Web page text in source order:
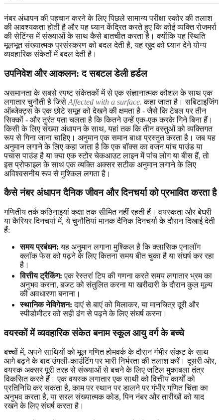
नंबर अंधापन की पहचान करने के लिए पिछले सामान्य परीक्षा स्कोर की तलाश
की आवश्यकता होती है और यह ध्यान केंद्रित करते हुए कि कोई व्यक्ति रोजमर्रा
की सेटिंग्स में संख्याओं के साथ कैसे बातचीत करता है। क्योंकि यह स्थिति
मूलभूत संख्यात्मक प्रसंस्करण को बदल देती है, यह खुद को ध्यान देने योग्य
व्यवहारिक संकेतों में बदल देती है।
उपनिवेश और आकलन: द सबटल डेली हर्डल
असमानता के सबसे स्पष्ट संकेतकों में से एक संज्ञानात्मक कौशल के साथ एक
लगातार चुनौती है जिसे Affected with a surface. कहा जाता है। सबिटाइजिंग
ऑब्जेक्ट्स के एक छोटे समूह को देखने की क्षमता है - जैसे कि टेबल पर तीन
सिक्कों - और तुरंत पता चलता है कि कितने उन्हें एक-एक करके गिने बिना हैं।
किसी के लिए संख्या अंधापन के साथ, यहां तक कि तीन वस्तुओं को व्यक्तिगत
रूप से गिना जाना चाहिए। अनुमान एक समान बाधा प्रस्तुत करता है। जब यह
अनुमान लगाने के लिए कहा जाता है कि एक बॉक्स का वजन पांच पाउंड या
पचास पाउंड है या क्या एक स्टोर चेकआउट लाइन में पांच लोग या बीस हैं, तो
इस प्रोफाइल के साथ एक व्यक्ति अक्सर सटीक अनुमान लगाने के लिए
अविश्वसनीय रूप से मुश्किल लगता है।
कैसे नंबर अंधापन दैनिक जीवन और दिनचर्या को प्रभावित करता है
गणितीय तर्क कठिनाइयां कक्षा तक सीमित नहीं रहती हैं। वयस्कता और बेघरी
या कैरियर दिनचर्या में, ये चुनौतियां मानक दैनिक दिनचर्या के दौरान दिखाई देती
हैं:
समय प्रबंधन: यह अनुमान लगाना मुश्किल है कि क्लासिक एनालॉग
क्लॉक फेस को पढ़ने के लिए कितना समय बीत चुका है या संघर्ष कर रहा
है।
वित्तीय ट्रैकिंग: एक रेस्तरां टिप की गणना करते समय लगातार भ्रम का
अनुभव करना, बजट को संतुलित करना या खरीदारी के दौरान कुल मूल्य
की अवधारणा बनाना।
स्थानिक नेविगेशन: दाएं से बाएं को मिलाकर, या मानचित्र दूरी और
स्पीडोमीटर को सही ढंग से पढ़ने के लिए संघर्ष करना।
वयस्कों में व्यवहारिक संकेत बनाम स्कूल आयु वर्ग के बच्चे
बच्चों में, अपने साथियों को मूल गणित होमवर्क के दौरान गंभीर संकट के साथ
आगे बढ़ने के बाद उंगली-काउंटिंग पर भारी निर्भरता की तलाश करें। दूसरी ओर,
वयस्क अक्सर पूरी तरह से संख्याओं से बचने के लिए जटिल मुकाबला तंत्र
विकसित करते हैं। एक वयस्क लगातार एक साथी को वित्तीय कार्यों को
प्रतिनिधि कर सकता है, काम पर स्थान पर डालने पर गंभीर गणित चिंता का
अनुभव करता है, या सरल संख्यात्मक कोड, पिन नंबर और तारीखों को याद
रखने के लिए संघर्ष करता है।